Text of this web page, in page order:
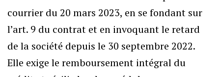
courrier du 20 mars 2023, en se fondant sur
l’art. 9 du contrat et en invoquant le retard
de la société depuis le 30 septembre 2022.
Elle exige le remboursement intégral du